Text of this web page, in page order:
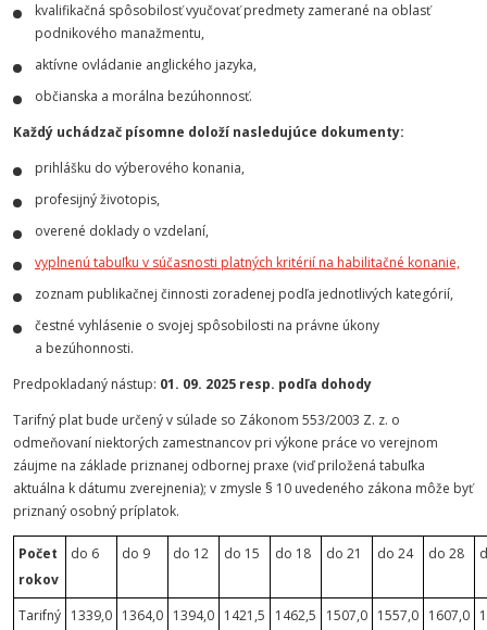
kvalifikačná spôsobilosť vyučovať predmety zamerané na oblasť
podnikového manažmentu,
aktívne ovládanie anglického jazyka,
občianska a morálna bezúhonnosť.
Každý uchádzač písomne doloží nasledujúce dokumenty:
prihlášku do výberového konania,
profesijný životopis,
overené doklady o vzdelaní,
vyplnenú tabuľku v súčasnosti platných kritérií na habilitačné konanie,
zoznam publikačnej činnosti zoradenej podľa jednotlivých kategórií,
čestné vyhlásenie o svojej spôsobilosti na právne úkony
a bezúhonnosti.
Predpokladaný nástup: 01. 09. 2025 resp. podľa dohody
Tarifný plat bude určený v súlade so Zákonom 553/2003 Z. z. o
odmeňovaní niektorých zamestnancov pri výkone práce vo verejnom
záujme na základe priznanej odbornej praxe (viď priložená tabuľka
aktuálna k dátumu zverejnenia); v zmysle § 10 uvedeného zákona môže byť
priznaný osobný príplatok.
Počet
rokov
do 6 do 9 do 12 do 15 do 18 do 21 do 24 do 28
Tarifný 1339,0 1364,0 1394,0 1421,5 1462,5 1507,0 1557,0 1607,0